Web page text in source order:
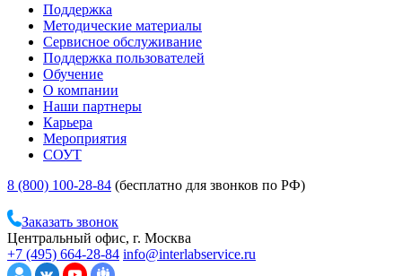
Поддержка
Методические материалы
Сервисное обслуживание
Поддержка пользователей
Обучение
О компании
Наши партнеры
Карьера
Мероприятия
СОУТ
8 (800) 100-28-84 (бесплатно для звонков по РФ)
Заказать звонок
Центральный офис, г. Москва
+7 (495) 664-28-84 info@interlabservice.ru